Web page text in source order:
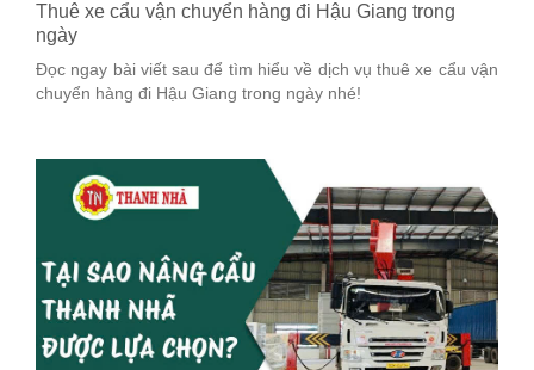
Thuê xe cẩu vận chuyển hàng đi Hậu Giang trong
ngày
Đọc ngay bài viết sau để tìm hiểu về dịch vụ thuê xe cẩu vận
chuyển hàng đi Hậu Giang trong ngày nhé!